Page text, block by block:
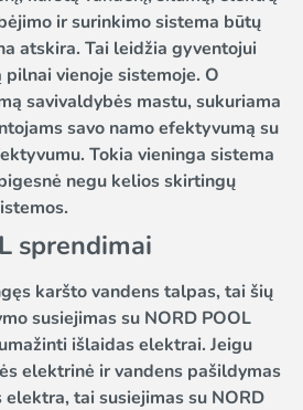
ir surinkimo sistema būtų
atskira. Tai leidžia gyventojui
vienoje sistemoje. O
savivaldybės mastu, sukuriama
savo namo efektyvumą su
Tokia vieninga sistema
negu kelios skirtingų
sprendimai
karšto vandens talpas, tai šių
susiejimas su NORD POOL
išlaidas elektrai. Jeigu
elektrinė ir vandens pašildymas
tai susiejimas su NORD